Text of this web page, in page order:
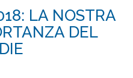
LA NOSTRA
DEL